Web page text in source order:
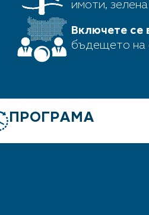
имоти,
Включете се
бъдещето на
ПРОГРАМА